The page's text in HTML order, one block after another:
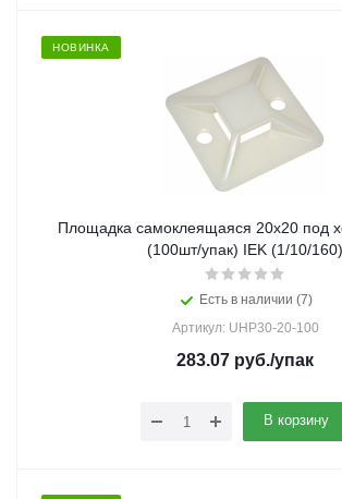
НОВИНКА
Площадка самоклеящаяся 20х20 под
(100шт/упак) IEK (1/10/160)
Есть в наличии (7)
Артикул: UHP30-20-100
283.07 руб./упак
В корзину